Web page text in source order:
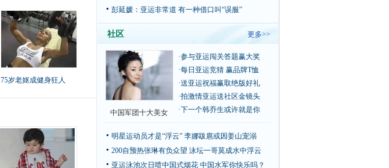
75岁老妪成健身狂人
彭延媛：亚运非常道 有一种借口叫“误服”
社区 更多>>
中国军团十大美女
·参与亚运闯关答题赢大奖
·每日亚运竞猜 赢品牌T恤
·送亚运祝福赢取绝版好礼
·拍激情亚运送社区金镜头
·下一个韩乔生或许就是你
明星运动员才是“浮云” 李娜跋扈或因姜山宠溺
200自预热张琳有负众望 泳坛一哥莫成水中浮云
亚运泳池次日喷中国式烟花 中国水军你快乐吗？